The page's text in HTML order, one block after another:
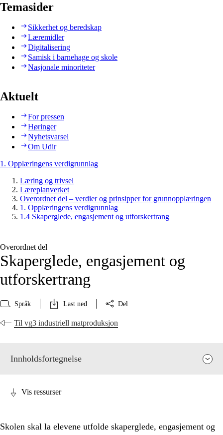
Temasider
Sikkerhet og beredskap
Læremidler
Digitalisering
Samisk i barnehage og skole
Nasjonale minoriteter
Aktuelt
For pressen
Høringer
Nyhetsvarsel
Om Udir
1. Opplæringens verdigrunnlag
Læring og trivsel
Læreplanverket
Overordnet del – verdier og prinsipper for grunnopplæringen
1. Opplæringens verdigrunnlag
1.4 Skaperglede, engasjement og utforskertrang
Overordnet del
Skaperglede, engasjement og
utforskertrang
Språk Last ned Del
Til vg3 industriell matproduksjon
Innholdsfortegnelse
Vis ressurser
Skolen skal la elevene utfolde skaperglede, engasjement og